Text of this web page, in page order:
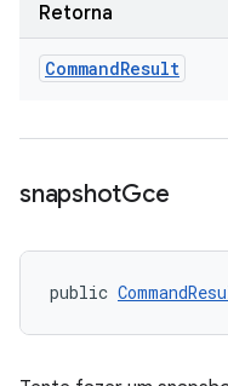
Retorna
CommandResult
snapshotGce
public